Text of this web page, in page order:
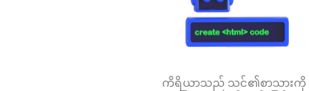
ကိရိယာသည် သင်၏စာသားကို